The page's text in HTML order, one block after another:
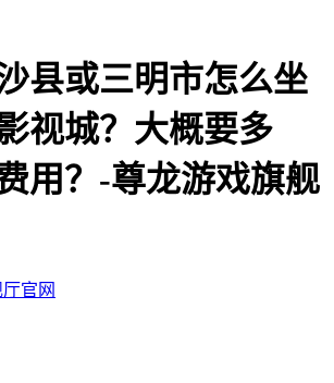
县或三明市怎么坐
视城？大概要多
用？-尊龙游戏旗舰
官网